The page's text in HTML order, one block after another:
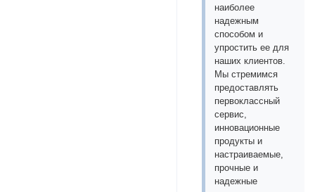
наиболее
надежным
способом и
упростить ее для
наших клиентов.
Мы стремимся
предоставлять
первоклассный
сервис,
инновационные
продукты и
настраиваемые,
прочные и
надежные